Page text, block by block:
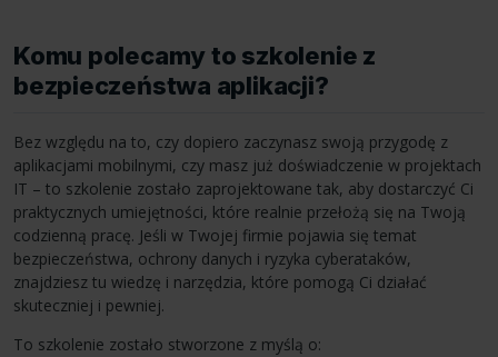
Komu polecamy to szkolenie z
bezpieczeństwa aplikacji?
Bez względu na to, czy dopiero zaczynasz swoją przygodę z
aplikacjami mobilnymi, czy masz już doświadczenie w projektach
IT – to szkolenie zostało zaprojektowane tak, aby dostarczyć Ci
praktycznych umiejętności, które realnie przełożą się na Twoją
codzienną pracę. Jeśli w Twojej firmie pojawia się temat
bezpieczeństwa, ochrony danych i ryzyka cyberataków,
znajdziesz tu wiedzę i narzędzia, które pomogą Ci działać
skuteczniej i pewniej.
To szkolenie zostało stworzone z myślą o: